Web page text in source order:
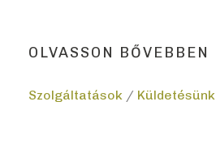
OLVASSON BŐVEBBEN
Szolgáltatások / Küldetésünk